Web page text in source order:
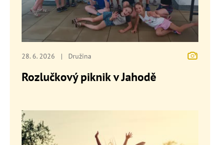
28. 6. 2026 | Družina
Rozlučkový piknik v Jahodě